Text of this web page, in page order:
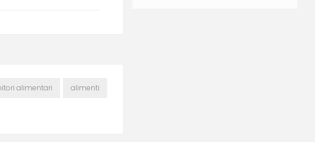
alimentari alimenti